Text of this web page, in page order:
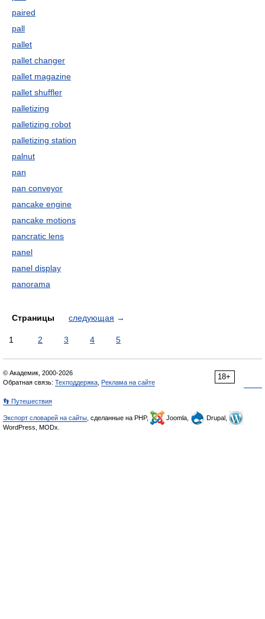
paired
pall
pallet
pallet changer
pallet magazine
pallet shuffler
palletizing
palletizing robot
palletizing station
palnut
pan
pan conveyor
pancake engine
pancake motions
pancratic lens
panel
panel display
panorama
Страницы следующая →
1 2 3 4 5
18+
© Академик, 2000-2026
Обратная связь: Техподдержка Реклама на сайте
👣 Путешествия
Экспорт словарей на сайты , сделанные на PHP, Joomla,
Drupal,
WordPress, MODx.